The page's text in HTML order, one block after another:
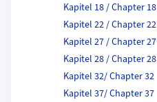
Kapitel 18 / Chapter 18
Kapitel 22 / Chapter 22
Kapitel 27 / Chapter 27
Kapitel 28 / Chapter 28
Kapitel 32/ Chapter 32
Kapitel 37/ Chapter 37